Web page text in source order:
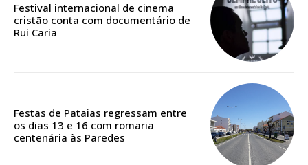
Festival internacional de cinema
cristão conta com documentário de
Rui Caria
Festas de Pataias regressam entre
os dias 13 e 16 com romaria
centenária às Paredes